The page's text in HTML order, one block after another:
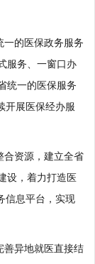
的医保政务服务
服务、一窗口办
统一的医保服务
开展医保经办服
资源，建立全省
设，着力打造医
信息平台，实现
异地就医直接结